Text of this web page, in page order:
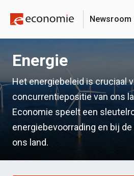
Newsroom
Energie
Het energiebeleid is cruciaal
concurrentiepositie van ons
Economie speelt een
energiebevoorrading en bij
ons land.